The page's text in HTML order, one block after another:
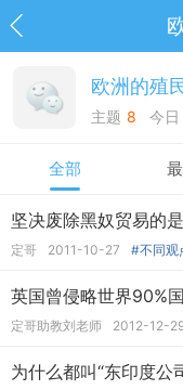
欧洲的殖
主题 8 今日
全部
坚决废除黑奴贸易的
定哥 2011-10-27 #不同观
英国曾侵略世界90%
定哥助教刘老师 2012-12-
为什么都叫“东印度公